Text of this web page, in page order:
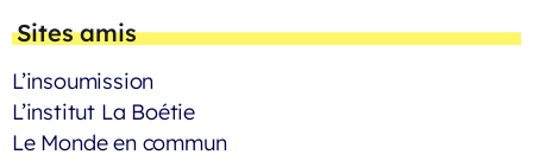
Sites amis
L’insoumission
L’institut La Boétie
Le Monde en commun